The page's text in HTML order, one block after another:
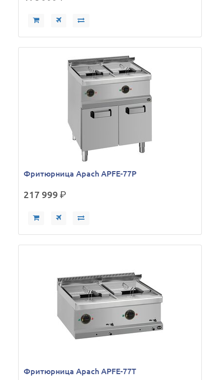
Фритюрница Apach APFE-77P
217 999р.
Фритюрница Apach APFE-77T